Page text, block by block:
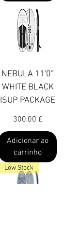
NEBULA 11'0"
WHITE BLACK
ISUP PACKAGE
Preço
300,00 £
Adicionar ao
carrinho
Low Stock